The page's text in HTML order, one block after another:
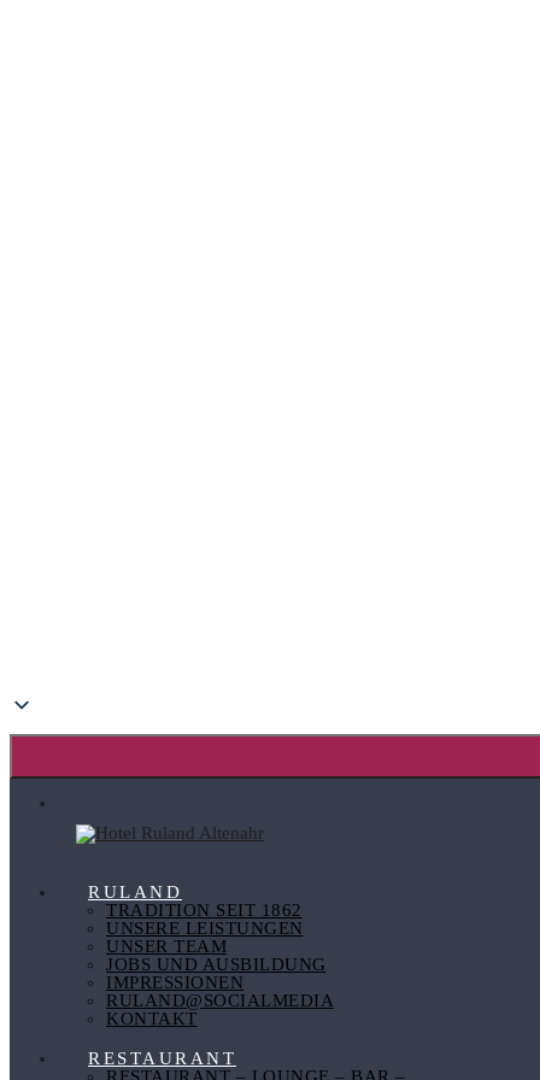
RULAND
TRADITION SEIT 1862
UNSERE LEISTUNGEN
UNSER TEAM
JOBS UND AUSBILDUNG
IMPRESSIONEN
RULAND@SOCIALMEDIA
KONTAKT
RESTAURANT